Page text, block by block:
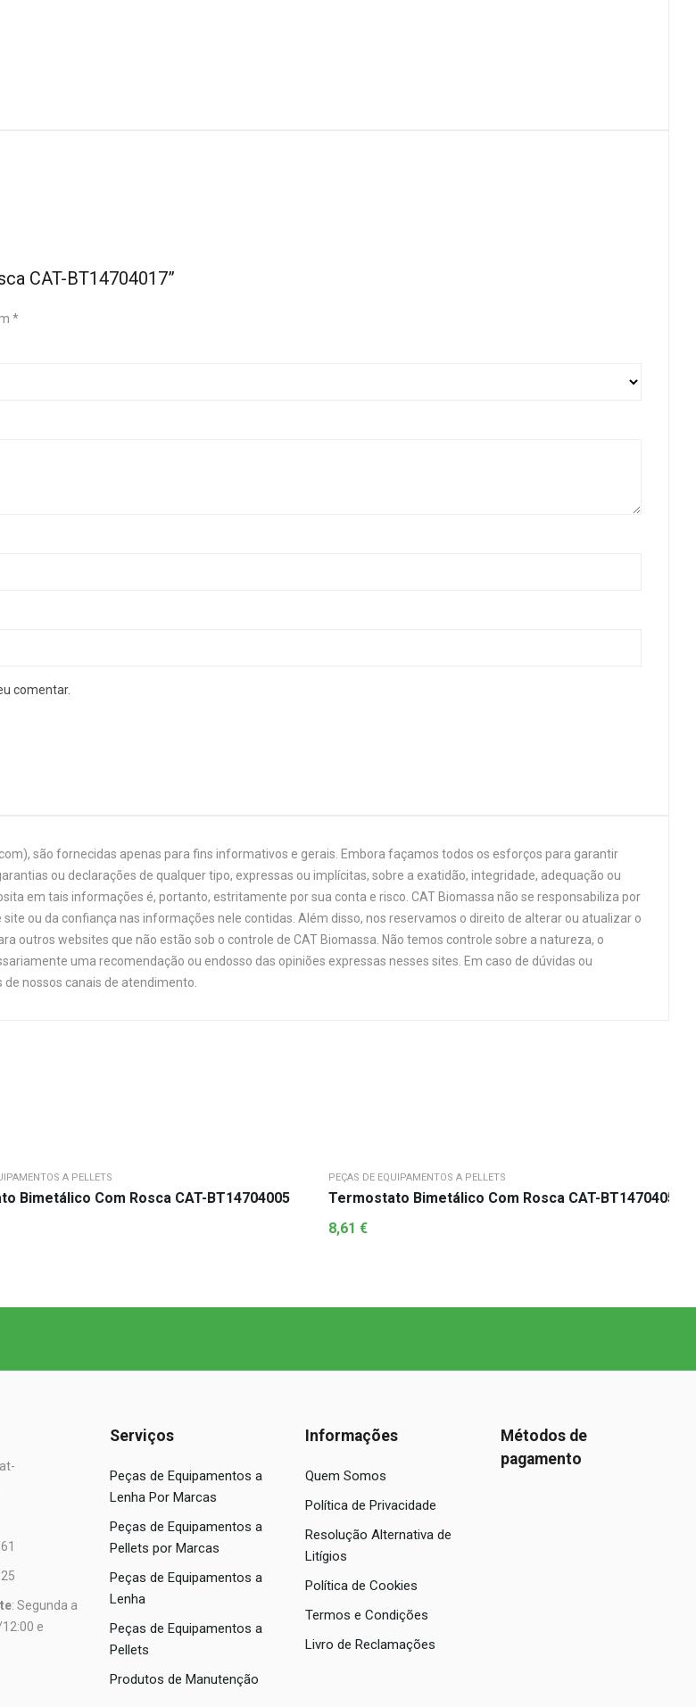
CAT-BT14704017”
*
comentar.
são fornecidas apenas para fins informativos e gerais. Embora façamos todos os esforços para garantir
ou declarações de qualquer tipo, expressas ou implícitas, sobre a exatidão, integridade, adequação ou
em tais informações é, portanto, estritamente por sua conta e risco. CAT Biomassa não se responsabiliza por
ou da confiança nas informações nele contidas. Além disso, nos reservamos o direito de alterar ou atualizar o
outros websites que não estão sob o controle de CAT Biomassa. Não temos controle sobre a natureza, o
uma recomendação ou endosso das opiniões expressas nesses sites. Em caso de dúvidas ou
nossos canais de atendimento.
A PELLETS
Bimetálico Com Rosca CAT-BT14704005
PEÇAS DE EQUIPAMENTOS A PELLETS
Termostato Bimetálico Com Rosca CAT-BT14704050
8,61 €
: Segunda a
e
Serviços
Peças de Equipamentos a
Lenha Por Marcas
Peças de Equipamentos a
Pellets por Marcas
Peças de Equipamentos a
Lenha
Peças de Equipamentos a
Pellets
Produtos de Manutenção
Informações
Quem Somos
Política de Privacidade
Resolução Alternativa de
Litígios
Política de Cookies
Termos e Condições
Livro de Reclamações
Métodos de
pagamento